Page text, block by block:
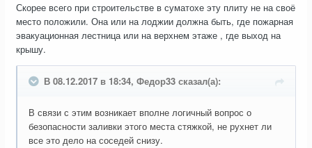
Скорее всего при строительстве в суматохе эту плиту не на своё
место положили. Она или на лоджии должна быть, где пожарная
эвакуационная лестница или на верхнем этаже , где выход на
крышу.
В 08.12.2017 в 18:34, Федор33 сказал(а):
В связи с этим возникает вполне логичный вопрос о
безопасности заливки этого места стяжкой, не рухнет ли
все это дело на соседей снизу.